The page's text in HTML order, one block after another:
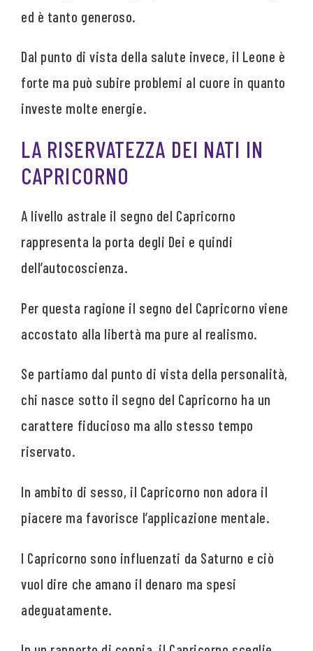
ed è tanto generoso.
Dal punto di vista della salute invece, il Leone è
forte ma può subire problemi al cuore in quanto
investe molte energie.
LA RISERVATEZZA DEI NATI IN
CAPRICORNO
A livello astrale il segno del Capricorno
rappresenta la porta degli Dei e quindi
dell’autocoscienza.
Per questa ragione il segno del Capricorno viene
accostato alla libertà ma pure al realismo.
Se partiamo dal punto di vista della personalità,
chi nasce sotto il segno del Capricorno ha un
carattere fiducioso ma allo stesso tempo
riservato.
In ambito di sesso, il Capricorno non adora il
piacere ma favorisce l’applicazione mentale.
I Capricorno sono influenzati da Saturno e ciò
vuol dire che amano il denaro ma spesi
adeguatamente.